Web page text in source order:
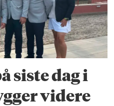
siste dag i
videre